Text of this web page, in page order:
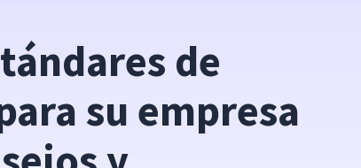
de
su empresa